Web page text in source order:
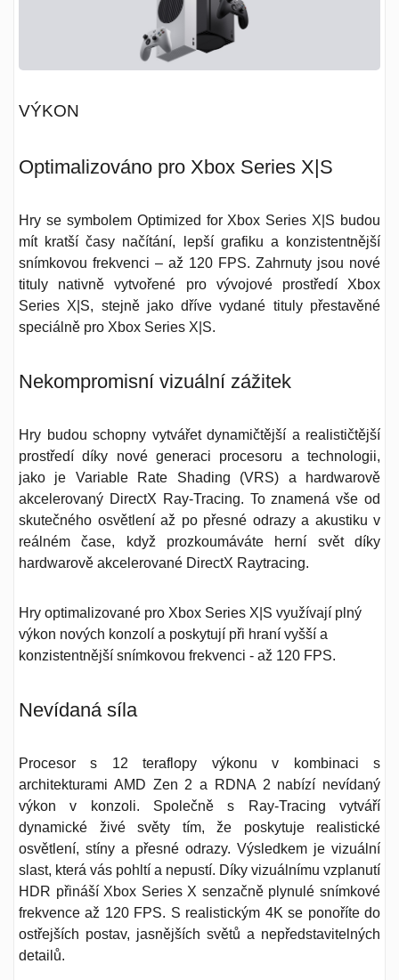
VÝKON
Optimalizováno pro Xbox Series X|S
Hry se symbolem Optimized for Xbox Series X|S budou
mít kratší časy načítání, lepší grafiku a konzistentnější
snímkovou frekvenci – až 120 FPS. Zahrnuty jsou nové
tituly nativně vytvořené pro vývojové prostředí Xbox
Series X|S, stejně jako dříve vydané tituly přestavěné
speciálně pro Xbox Series X|S.
Nekompromisní vizuální zážitek
Hry budou schopny vytvářet dynamičtější a realističtější
prostředí díky nové generaci procesoru a technologii,
jako je Variable Rate Shading (VRS) a hardwarově
akcelerovaný DirectX Ray-Tracing. To znamená vše od
skutečného osvětlení až po přesné odrazy a akustiku v
reálném čase, když prozkoumáváte herní svět díky
hardwarově akcelerované DirectX Raytracing.
Hry optimalizované pro Xbox Series X|S využívají plný
výkon nových konzolí a poskytují při hraní vyšší a
konzistentnější snímkovou frekvenci - až 120 FPS.
Nevídaná síla
Procesor s 12 teraflopy výkonu v kombinaci s
architekturami AMD Zen 2 a RDNA 2 nabízí nevídaný
výkon v konzoli. Společně s Ray-Tracing vytváří
dynamické živé světy tím, že poskytuje realistické
osvětlení, stíny a přesné odrazy. Výsledkem je vizuální
slast, která vás pohltí a nepustí. Díky vizuálnímu vzplanutí
HDR přináší Xbox Series X senzačně plynulé snímkové
frekvence až 120 FPS. S realistickým 4K se ponoříte do
ostřejších postav, jasnějších světů a nepředstavitelných
detailů.